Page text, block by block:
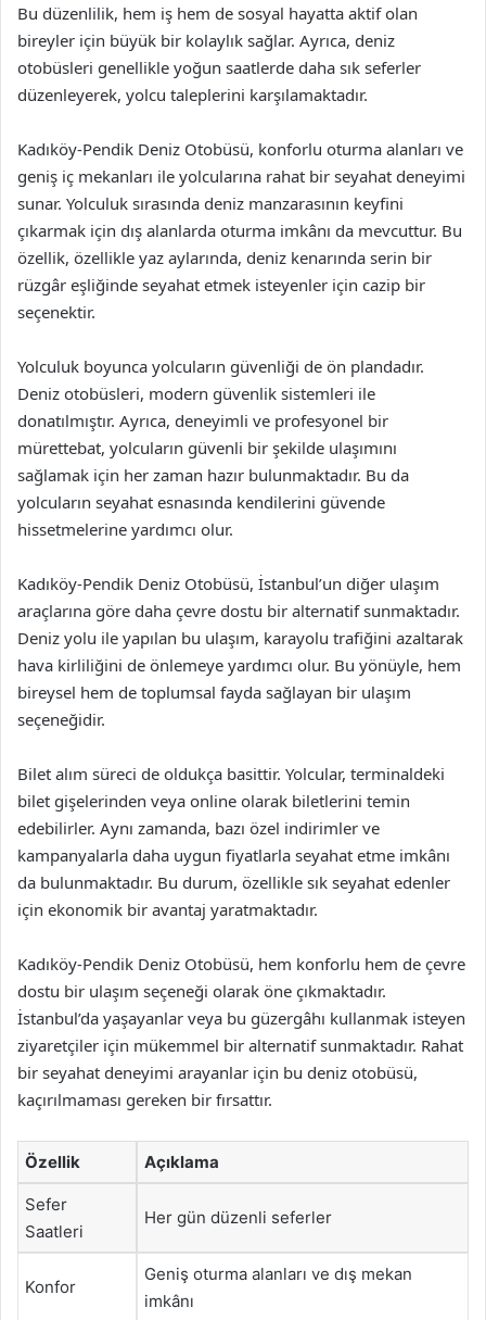
Bu düzenlilik, hem iş hem de sosyal hayatta aktif olan
bireyler için büyük bir kolaylık sağlar. Ayrıca, deniz
otobüsleri genellikle yoğun saatlerde daha sık seferler
düzenleyerek, yolcu taleplerini karşılamaktadır.
Kadıköy-Pendik Deniz Otobüsü, konforlu oturma alanları ve
geniş iç mekanları ile yolcularına rahat bir seyahat deneyimi
sunar. Yolculuk sırasında deniz manzarasının keyfini
çıkarmak için dış alanlarda oturma imkânı da mevcuttur. Bu
özellik, özellikle yaz aylarında, deniz kenarında serin bir
rüzgâr eşliğinde seyahat etmek isteyenler için cazip bir
seçenektir.
Yolculuk boyunca yolcuların güvenliği de ön plandadır.
Deniz otobüsleri, modern güvenlik sistemleri ile
donatılmıştır. Ayrıca, deneyimli ve profesyonel bir
mürettebat, yolcuların güvenli bir şekilde ulaşımını
sağlamak için her zaman hazır bulunmaktadır. Bu da
yolcuların seyahat esnasında kendilerini güvende
hissetmelerine yardımcı olur.
Kadıköy-Pendik Deniz Otobüsü, İstanbul’un diğer ulaşım
araçlarına göre daha çevre dostu bir alternatif sunmaktadır.
Deniz yolu ile yapılan bu ulaşım, karayolu trafiğini azaltarak
hava kirliliğini de önlemeye yardımcı olur. Bu yönüyle, hem
bireysel hem de toplumsal fayda sağlayan bir ulaşım
seçeneğidir.
Bilet alım süreci de oldukça basittir. Yolcular, terminaldeki
bilet gişelerinden veya online olarak biletlerini temin
edebilirler. Aynı zamanda, bazı özel indirimler ve
kampanyalarla daha uygun fiyatlarla seyahat etme imkânı
da bulunmaktadır. Bu durum, özellikle sık seyahat edenler
için ekonomik bir avantaj yaratmaktadır.
Kadıköy-Pendik Deniz Otobüsü, hem konforlu hem de çevre
dostu bir ulaşım seçeneği olarak öne çıkmaktadır.
İstanbul’da yaşayanlar veya bu güzergâhı kullanmak isteyen
ziyaretçiler için mükemmel bir alternatif sunmaktadır. Rahat
bir seyahat deneyimi arayanlar için bu deniz otobüsü,
kaçırılmaması gereken bir fırsattır.
Özellik Açıklama
Sefer
Saatleri
Her gün düzenli seferler
Konfor
Geniş oturma alanları ve dış mekan
imkânı